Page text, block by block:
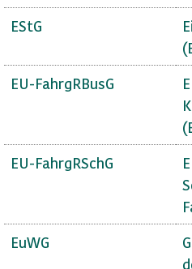
EStG
EU-FahrgRBusG
EU-FahrgRSchG
EuWG